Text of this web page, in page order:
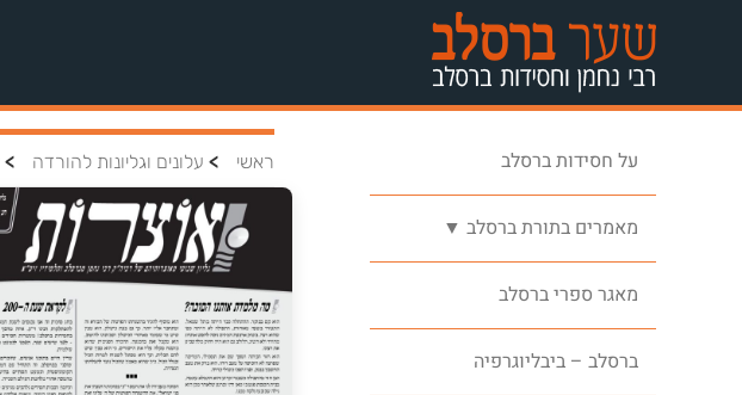
על חסידות ברסלב
מאמרים בתורת ברסלב ▼
מאגר ספרי ברסלב
ברסלב – ביבליוגרפיה
ראשי > עלונים וגליונות להורדה >